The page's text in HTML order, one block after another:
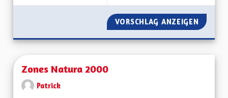
VORSCHLAG ANZEIGEN DROIT
Zones Natura 2000
Patrick